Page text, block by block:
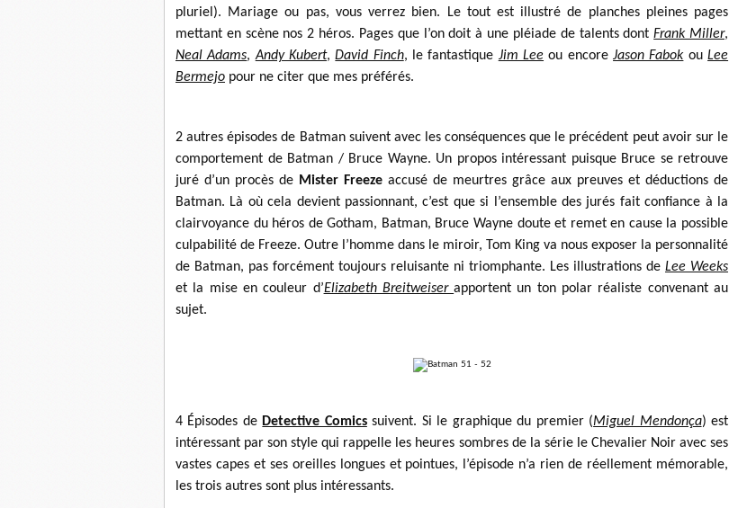
pluriel). Mariage ou pas, vous verrez bien. Le tout est illustré de planches pleines pages
mettant en scène nos 2 héros. Pages que l’on doit à une pléiade de talents dontFrank Miller,
Neal Adams,Andy Kubert,David Finch, le fantastique Jim Lee ou encoreJason FabokouLee
Bermejo pour ne citer que mes préférés.
2 autres épisodes de Batman suivent avec les conséquences que le précédent peut avoir sur le
comportement de Batman / Bruce Wayne. Un propos intéressant puisque Bruce se retrouve
juré d’un procès de Mister Freeze accusé de meurtres grâce aux preuves et déductions de
Batman. Là où cela devient passionnant, c’est que si l’ensemble des jurés fait confiance à la
clairvoyance du héros de Gotham, Batman, Bruce Wayne doute et remet en cause la possible
culpabilité de Freeze. Outre l’homme dans le miroir, Tom King va nous exposer la personnalité
de Batman, pas forcément toujours reluisante ni triomphante. Les illustrations de Lee Weeks
et la mise en couleur d’Elizabeth Breitweiserapportent un ton polar réaliste convenant au
sujet.
4 Épisodes de Detective Comicssuivent. Si le graphique du premier (Miguel Mendonça) est
intéressant par son style qui rappelle les heures sombres de la série le Chevalier Noir avec ses
vastes capes et ses oreilles longues et pointues, l’épisode n’a rien de réellement mémorable,
les trois autres sont plus intéressants.